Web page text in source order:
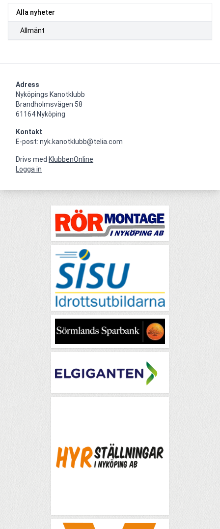
Alla nyheter
Allmänt
Adress
Nyköpings Kanotklubb
Brandholmsvägen 58
61164 Nyköping
Kontakt
E-post: nyk.kanotklubb@telia.com
Drivs med KlubbenOnline
Logga in